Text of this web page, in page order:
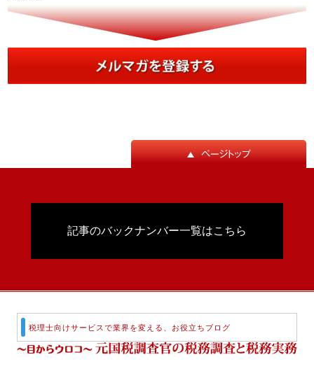
記事のバックナンバー一覧はこちら
税理士向けサービスで業界を変える、お役立ちブログ